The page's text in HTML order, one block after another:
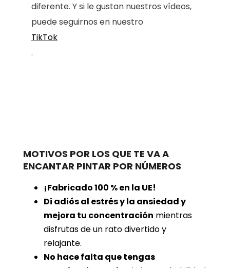
diferente. Y si le gustan nuestros vídeos,
puede seguirnos en nuestro
TikTok
.
MOTIVOS POR LOS QUE TE VA A
ENCANTAR PINTAR POR NÚMEROS
¡Fabricado 100 % en la UE!
Di adiós al estrés y la ansiedad y
mejora tu concentración mientras
disfrutas de un rato divertido y
relajante.
No hace falta que tengas